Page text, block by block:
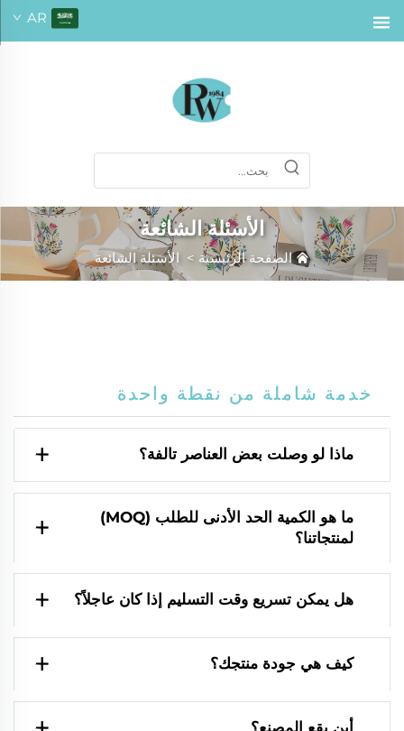
AR
الأسئلة الشائعة
الصفحة الرئيسية > الأسئلة الشائعة
خدمة شاملة من نقطة واحدة
ماذا لو وصلت بعض العناصر تالفة؟
ما هو الكمية الحد الأدنى للطلب (MOQ)
لمنتجاتنا؟
هل يمكن تسريع وقت التسليم إذا كان عاجلاً؟
كيف هي جودة منتجك؟